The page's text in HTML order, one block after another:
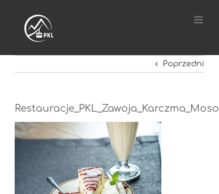
zawartości
Poprzedni